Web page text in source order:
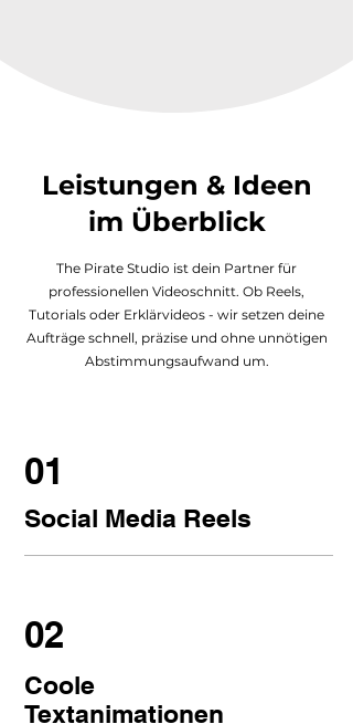
Leistungen & Ideen
im Überblick
The Pirate Studio ist dein Partner für
professionellen Videoschnitt. Ob Reels,
Tutorials oder Erklärvideos - wir setzen deine
Aufträge schnell, präzise und ohne unnötigen
Abstimmungsaufwand um.
01
Social Media Reels
02
Coole
Textanimationen